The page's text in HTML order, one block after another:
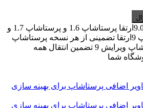
بسته ارتقا به پرستاشاپ 9.0ارتقا پرستاشاپ 1.6 و پرستاشاپ 1.7 و
پرستاشاپ 8 به پرستاشاپ 9ارتقا تضمینی از هر نسخه پرستاشاپ
به جدیدترین نسخه پرستاشاپ ویرایش 9 تضمین انتقال همه
شما